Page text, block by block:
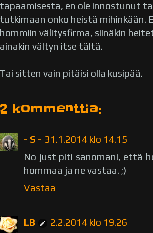
tapaamisesta, en ole innostunut
tutkimaan onko heistä mihinkään.
hommiin välitysfirma, siinäkin
ainakin vältyn itse tältä.
Tai sitten vain pitäisi olla kusipää.
2 kommenttia:
- S - 31.1.2014 klo 14.15
No just piti sanomani, että
hommaa ja ne vastaa. ;)
Vastaa
LB
2.2.2014 klo 19.26